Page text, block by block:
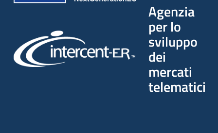
Agenzia
per lo
sviluppo
dei
mercati
telematici